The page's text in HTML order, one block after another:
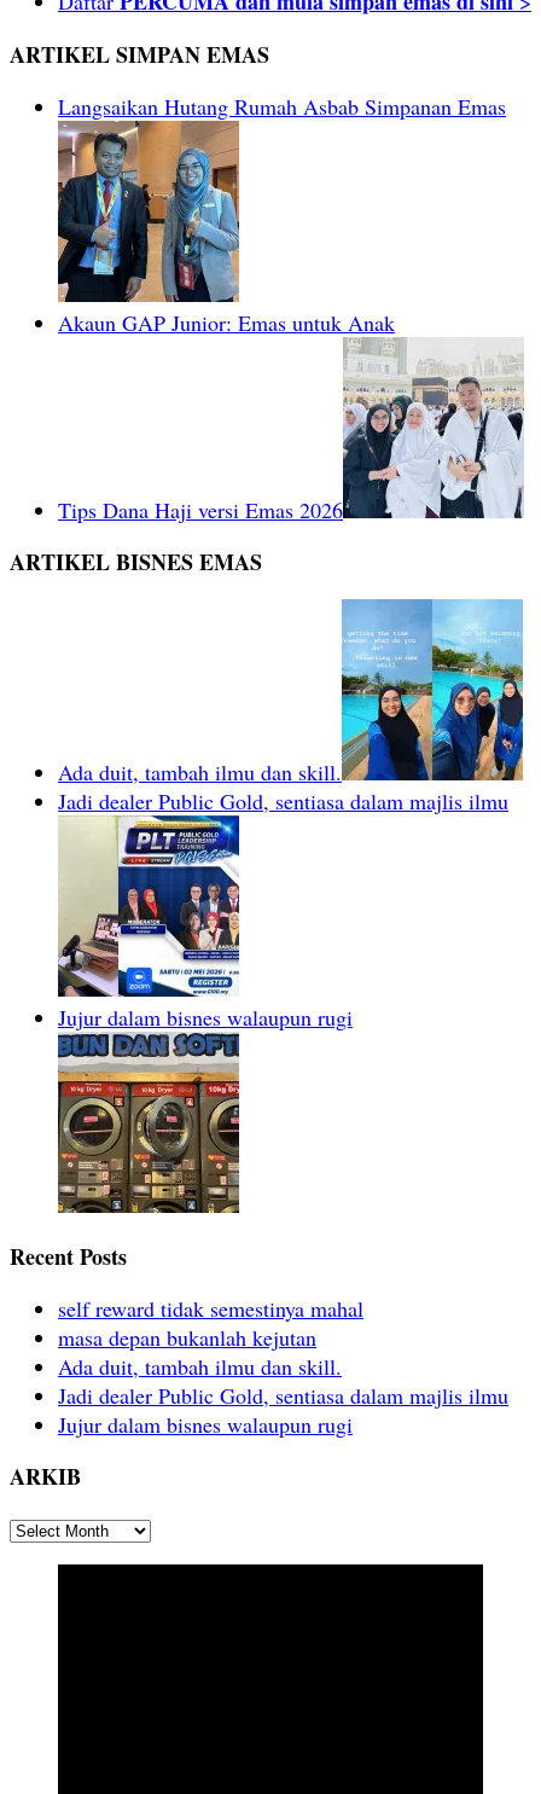
ARTIKEL SIMPAN EMAS
Langsaikan Hutang Rumah Asbab Simpanan Emas
Akaun GAP Junior: Emas untuk Anak
Tips Dana Haji versi Emas 2026
ARTIKEL BISNES EMAS
Ada duit, tambah ilmu dan skill.
Jadi dealer Public Gold, sentiasa dalam majlis ilmu
Jujur dalam bisnes walaupun rugi
Recent Posts
self reward tidak semestinya mahal
masa depan bukanlah kejutan
Ada duit, tambah ilmu dan skill.
Jadi dealer Public Gold, sentiasa dalam majlis ilmu
Jujur dalam bisnes walaupun rugi
ARKIB
ARKIB